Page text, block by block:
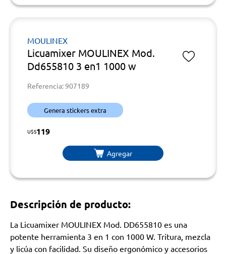
MOULINEX
Licuamixer MOULINEX Mod.
Dd655810 3 en1 1000 w
Referencia: 907189
Genera stickers extra
U$S119
Agregar
Descripción de producto:
La Licuamixer MOULINEX Mod. DD655810 es una
potente herramienta 3 en 1 con 1000 W. Tritura, mezcla
y licúa con facilidad. Su diseño ergonómico y accesorios